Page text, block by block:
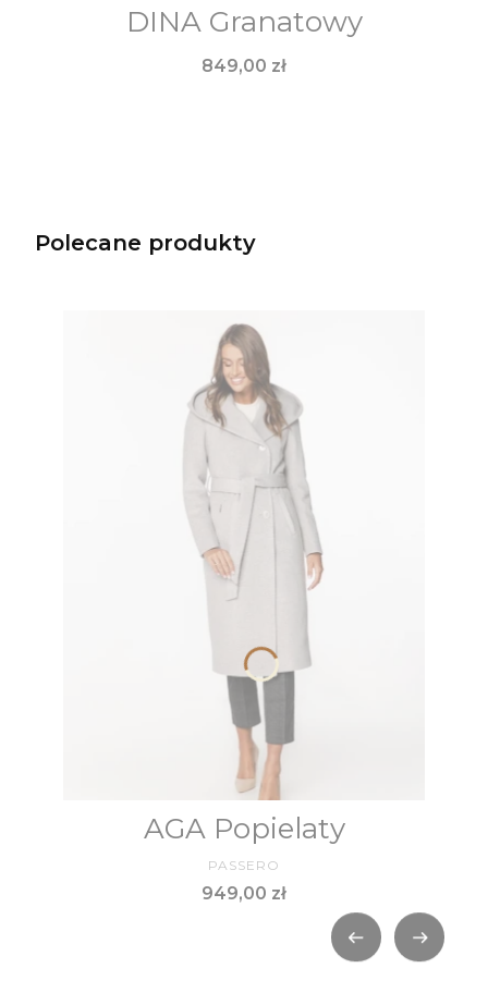
DINA Granatowy
Cena
849,00 zł
Polecane produkty
AGA Popielaty
PRODUCENT
PASSERO
Cena
949,00 zł